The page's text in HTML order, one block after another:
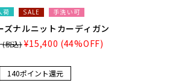
荷 SALE 手洗い可
ズナルニットカーディガン
(税込) ¥15,400 (44%OFF)
140ポイント還元